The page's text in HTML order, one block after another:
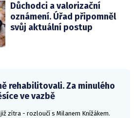
Důchodci a valorizační
oznámení. Úřad připomněl
svůj aktuální postup
rehabilitovali. Za minulého
ve vazbě
zítra - rozloučí s Milanem Knížákem.